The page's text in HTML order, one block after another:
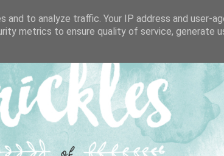
to analyze traffic. Your IP address and user-
metrics to ensure quality of service, generate